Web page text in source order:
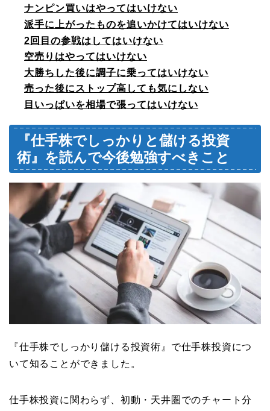
ナンピン買いはやってはいけない
派手に上がったものを追いかけてはいけない
2回目の参戦はしてはいけない
空売りはやってはいけない
大勝ちした後に調子に乗ってはいけない
売った後にストップ高しても気にしない
目いっぱいを相場で張ってはいけない
『仕手株でしっかりと儲ける投資
術』を読んで今後勉強すべきこと
『仕手株でしっかり儲ける投資術』で仕手株投資につ
いて知ることができました。
仕手株投資に関わらず、初動・天井圏でのチャート分